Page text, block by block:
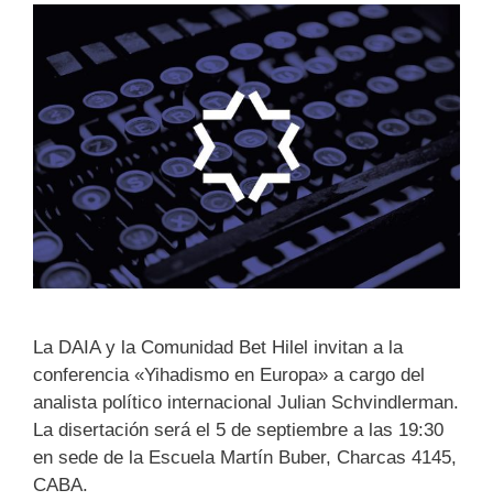
La DAIA y la Comunidad Bet Hilel invitan a la
conferencia «Yihadismo en Europa» a cargo del
analista político internacional Julian Schvindlerman.
La disertación será el 5 de septiembre a las 19:30
en sede de la Escuela Martín Buber, Charcas 4145,
CABA.